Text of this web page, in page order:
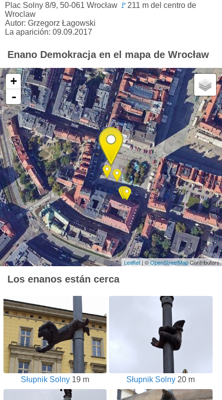
Plac Solny 8/9, 50-061 Wrocław 🚩 211 m del centro de
Wroclaw
Autor: Grzegorz Łagowski
La aparición: 09.09.2017
Enano Demokracja en el mapa de Wrocław
+
-
Leaflet | ©OpenStreetMapContributors
Los enanos están cerca
Słupnik Solny 19 m Słupnik Solny 20 m